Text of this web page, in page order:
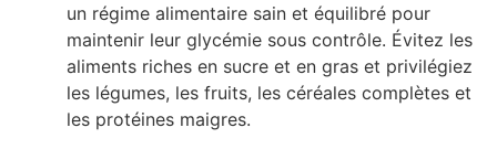
un régime alimentaire sain et équilibré pour
maintenir leur glycémie sous contrôle. Évitez les
aliments riches en sucre et en gras et privilégiez
les légumes, les fruits, les céréales complètes et
les protéines maigres.